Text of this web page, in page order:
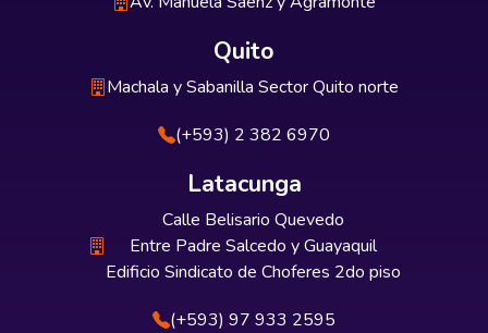
Quito
Machala y Sabanilla Sector Quito norte
(+593) 2 382 6970
Latacunga
Calle Belisario Quevedo
Entre Padre Salcedo y Guayaquil
Edificio Sindicato de Choferes 2do piso
(+593) 97 933 2595